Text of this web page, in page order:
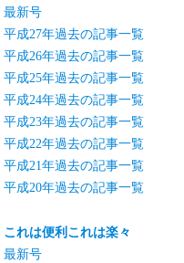
最新号
平成27年過去の記事一覧
平成26年過去の記事一覧
平成25年過去の記事一覧
平成24年過去の記事一覧
平成23年過去の記事一覧
平成22年過去の記事一覧
平成21年過去の記事一覧
平成20年過去の記事一覧
これは便利これは楽々
最新号